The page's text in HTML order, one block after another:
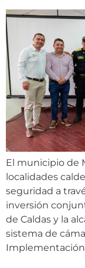
El municipio de
localidades
seguridad a
inversión
de Caldas y la
sistema de
Implementación